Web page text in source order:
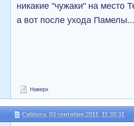
никакие "чужаки" на место
а вот после ухода
Наверх
Суббота, 03 сентября 2011, 11:30:31